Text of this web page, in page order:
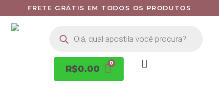
FRETE GRÁTIS EM TODOS OS PRODUTOS
R$0.00